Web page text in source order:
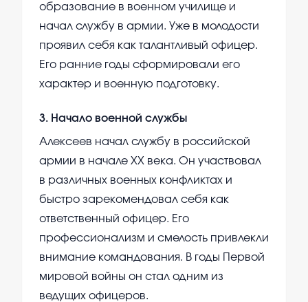
образование в военном училище и
начал службу в армии. Уже в молодости
проявил себя как талантливый офицер.
Его ранние годы сформировали его
характер и военную подготовку.
3. Начало военной службы
Алексеев начал службу в российской
армии в начале XX века. Он участвовал
в различных военных конфликтах и
быстро зарекомендовал себя как
ответственный офицер. Его
профессионализм и смелость привлекли
внимание командования. В годы Первой
мировой войны он стал одним из
ведущих офицеров.